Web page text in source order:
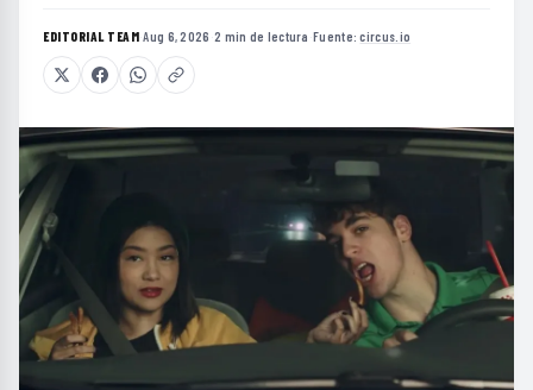
EDITORIAL TEAM·Aug 6, 2026 ·2 min de lectura ·Fuente:circus.io